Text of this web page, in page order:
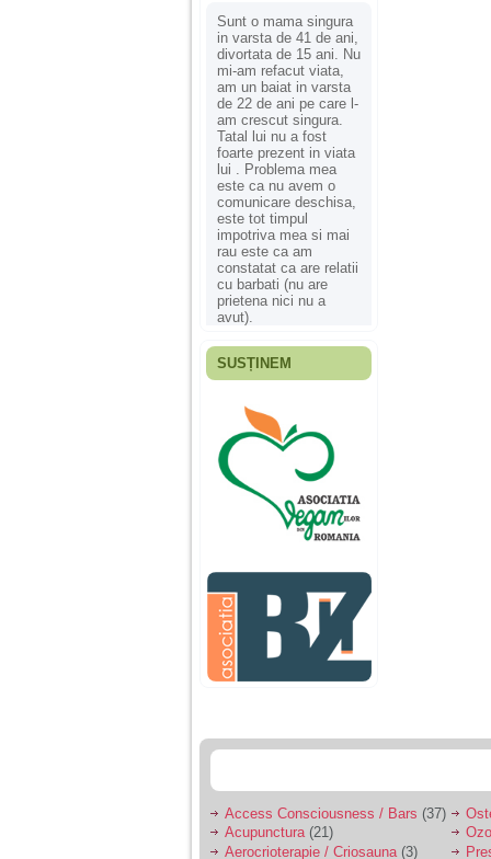
Sunt o mama singura
in varsta de 41 de ani,
divortata de 15 ani. Nu
mi-am refacut viata,
am un baiat in varsta
de 22 de ani pe care l-
am crescut singura.
Tatal lui nu a fost
foarte prezent in viata
lui . Problema mea
este ca nu avem o
comunicare deschisa,
este tot timpul
impotriva mea si mai
rau este ca am
constatat ca are relatii
cu barbati (nu are
prietena nici nu a
avut).
Fiica mea s-a nascut
ani, privind in urma
realizez cat de multe
greseli am facut in
educatia si cresterea
ei, am fost o mama
egoista, preocupata
de implinirea
profesionala, cand ea
era mica am neglijat-
agresiva, orice
greseala era taxata cu
o palma sau pedepse.
De 4 ani am o relatie
serioasa cu un barbat
sa se manifeste o
Ma aflu aici pentru ca
SUSȚINEM
Access Consciousness / Bars (37)
Acupunctura(21)
Aerocrioterapie / Criosauna (3)